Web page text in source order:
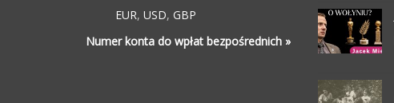
EUR, USD, GBP
Numer konta do wpłat bezpośrednich »